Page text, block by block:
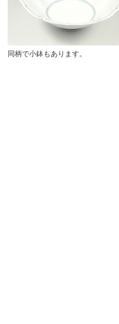
同柄で小鉢もあります。